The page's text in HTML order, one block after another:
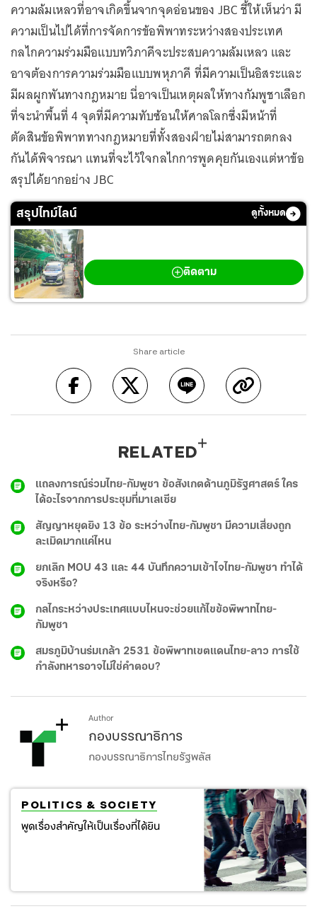
ความล้มเหลวที่อาจเกิดขึ้นจากจุดอ่อนของ JBC ชี้ให้เห็นว่า มี
ความเป็นไปได้ที่การจัดการข้อพิพาทระหว่างสองประเทศ
กลไกความร่วมมือแบบทวิภาคีจะประสบความล้มเหลว และ
อาจต้องการความร่วมมือแบบพหุภาคี ที่มีความเป็นอิสระและ
มีผลผูกพันทางกฎหมาย นี่อาจเป็นเหตุผลให้ทางกัมพูชาเลือก
ที่จะนำพื้นที่ 4 จุดที่มีความทับซ้อนให้ศาลโลกซึ่งมีหน้าที่
ตัดสินข้อพิพาททางกฎหมายที่ทั้งสองฝ่ายไม่สามารถตกลง
กันได้พิจารณา แทนที่จะไว้ใจกลไกการพูดคุยกันเองแต่หาข้อ
สรุปได้ยากอย่าง JBC
สรุปไทม์ไลน์ ดูทั้งหมด
ติดตาม
Share article
RELATED
แถลงการณ์ร่วมไทย-กัมพูชา ข้อสังเกตด้านภูมิรัฐศาสตร์ ใคร
ได้อะไรจากการประชุมที่มาเลเซีย
สัญญาหยุดยิง 13 ข้อ ระหว่างไทย-กัมพูชา มีความเสี่ยงถูก
ละเมิดมากแค่ไหน
ยกเลิก MOU 43 และ 44 บันทึกความเข้าไจไทย-กัมพูชา ทำได้
จริงหรือ?
กลไกระหว่างประเทศแบบไหนจะช่วยแก้ไขข้อพิพาทไทย-
กัมพูชา
สมรภูมิบ้านร่มเกล้า 2531 ข้อพิพาทเขตแดนไทย-ลาว การใช้
กำลังทหารอาจไม่ใช่คำตอบ?
Author
กองบรรณาธิการ
กองบรรณาธิการไทยรัฐพลัส
POLITICS & SOCIETY
พูดเรื่องสำคัญให้เป็นเรื่องที่ได้ยิน